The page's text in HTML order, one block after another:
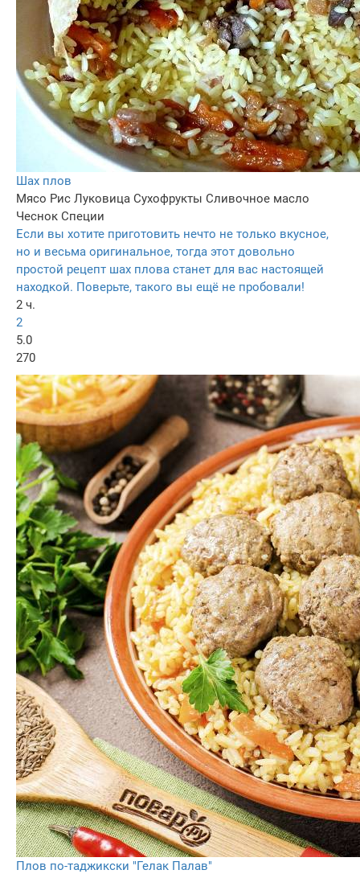
Шах плов
Мясо Рис Луковица Сухофрукты Сливочное масло
Чеснок Специи
Если вы хотите приготовить нечто не только вкусное,
но и весьма оригинальное, тогда этот довольно
простой рецепт шах плова станет для вас настоящей
находкой. Поверьте, такого вы ещё не пробовали!
2 ч.
2
5.0
270
Плов по-таджикски "Гелак Палав"